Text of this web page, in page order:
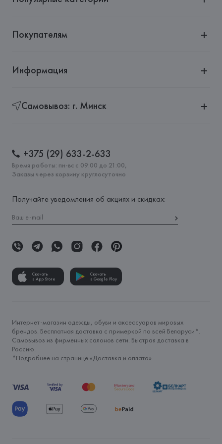
Покупателям
Информация
Самовывоз: г. Минск
+375 (29) 633-2-633
Время работы: пн-вс с 09:00 до 21:00,
Заказы через корзину круглосуточно
Получайте уведомления об акциях и скидках:
Скачать
в App Store
Скачать
в Google Play
Интернет-магазин одежды, обуви и аксессуаров мировых
брендов. Бесплатная доставка с примеркой по всей Беларуси*.
Самовывоз из фирменных салонов сети. Быстрая доставка в
Россию.
*Подробнее на странице «Доставка и оплата»